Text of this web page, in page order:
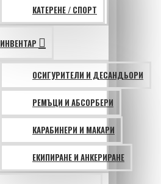
КАТЕРЕНЕ / СПОРТ
ИНВЕНТАР
ОСИГУРИТЕЛИ И ДЕСАНДЬОРИ
РЕМЪЦИ И АБСОРБЕРИ
КАРАБИНЕРИ И МАКАРИ
ЕКИПИРАНЕ И АНКЕРИРАНЕ